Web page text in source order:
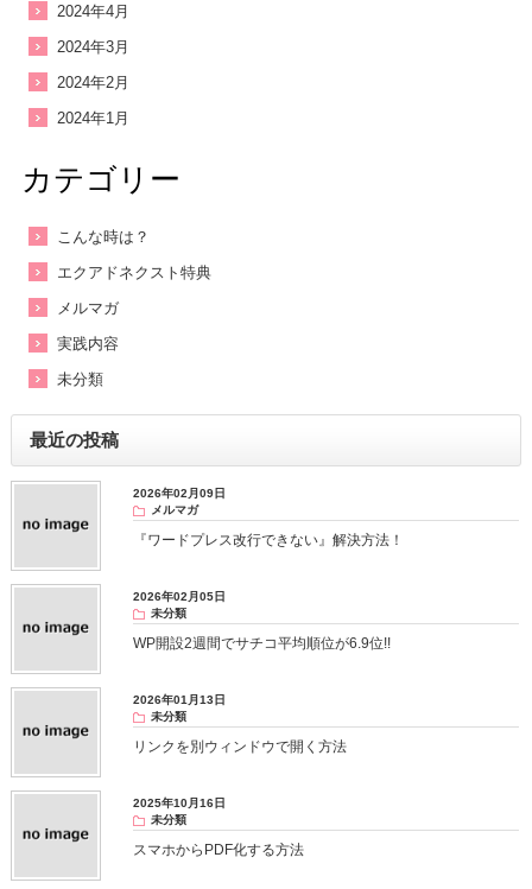
2024年4月
2024年3月
2024年2月
2024年1月
カテゴリー
こんな時は？
エクアドネクスト特典
メルマガ
実践内容
未分類
最近の投稿
2026年02月09日
メルマガ
『ワードプレス改行できない』解決方法！
2026年02月05日
未分類
WP開設2週間でサチコ平均順位が6.9位!!
2026年01月13日
未分類
リンクを別ウィンドウで開く方法
2025年10月16日
未分類
スマホからPDF化する方法